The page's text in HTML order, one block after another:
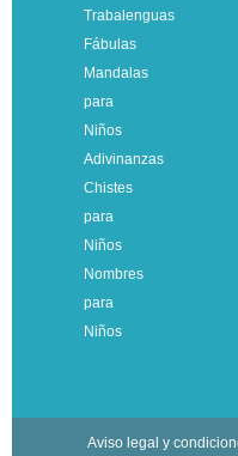
Trabalenguas
Fábulas
Mandalas
para
Niños
Adivinanzas
Chistes
para
Niños
Nombres
para
Niños
Aviso legal y